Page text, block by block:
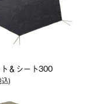
＆シート300
)